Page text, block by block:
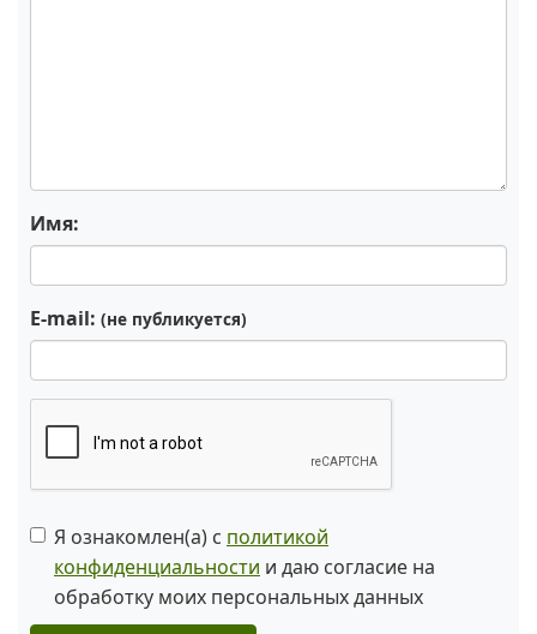
Имя:
E-mail: (не публикуется)
Я ознакомлен(а) с политикой
конфиденциальности и даю согласие на
обработку моих персональных данных